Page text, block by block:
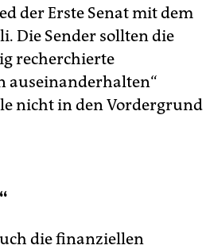
der Erste Senat mit dem
Die Sender sollten die
recherchierte
auseinanderhalten“
nicht in den Vordergrund
die finanziellen